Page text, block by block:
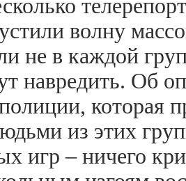
волну
не в каждой
навредить. Об
которая
из этих
игр – ничего